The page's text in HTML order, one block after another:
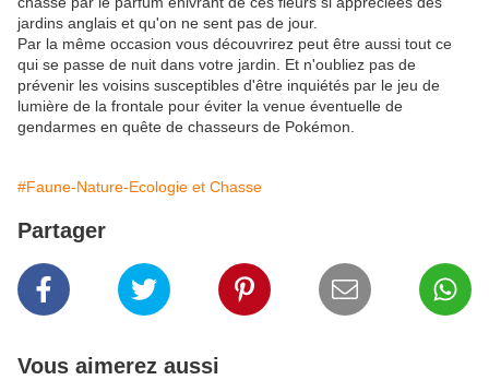
jardins anglais et qu'on ne sent pas de jour.
Par la même occasion vous découvrirez peut être aussi tout ce
qui se passe de nuit dans votre jardin. Et n'oubliez pas de
prévenir les voisins susceptibles d'être inquiétés par le jeu de
lumière de la frontale pour éviter la venue éventuelle de
gendarmes en quête de chasseurs de Pokémon.
#Faune-Nature-Ecologie et Chasse
Partager
Vous aimerez aussi